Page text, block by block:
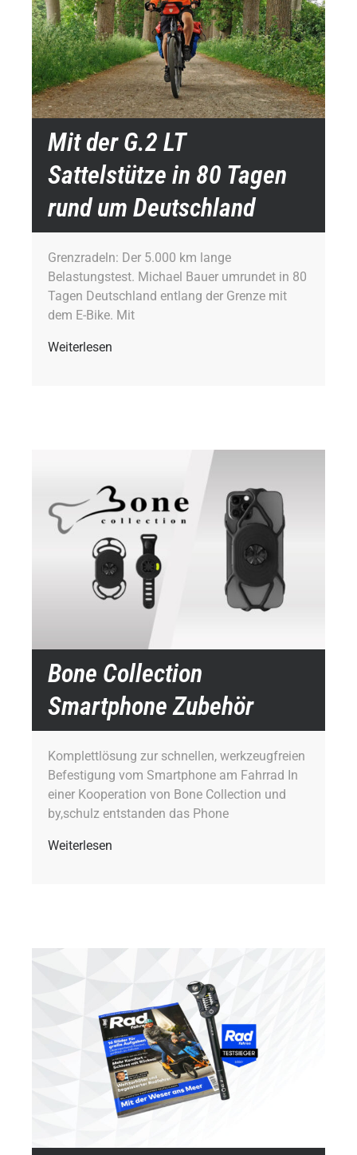
Mit der G.2 LT
Sattelstütze in 80 Tagen
rund um Deutschland
Grenzradeln: Der 5.000 km lange
Belastungstest. Michael Bauer umrundet in 80
Tagen Deutschland entlang der Grenze mit
dem E-Bike. Mit
Weiterlesen
Bone Collection
Smartphone Zubehör
Komplettlösung zur schnellen, werkzeugfreien
Befestigung vom Smartphone am Fahrrad In
einer Kooperation von Bone Collection und
by,schulz entstanden das Phone
Weiterlesen